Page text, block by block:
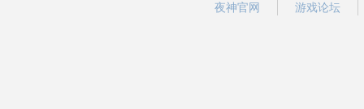
夜神官网 游戏论坛